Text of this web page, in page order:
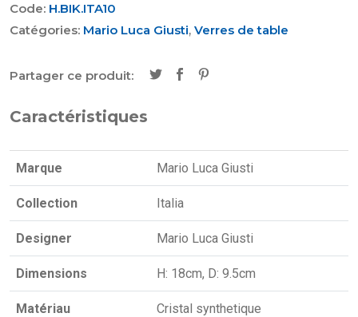
Code: H.BIK.ITA10
Catégories: Mario Luca Giusti, Verres de table
Partager ce produit:
Caractéristiques
Marque Mario Luca Giusti
Collection Italia
Designer Mario Luca Giusti
Dimensions H: 18cm, D: 9.5cm
Matériau Cristal synthetique